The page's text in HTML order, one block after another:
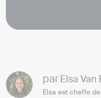
parElsa Van
Elsa est cheffe